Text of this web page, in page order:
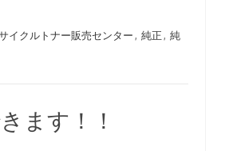
イクルトナー販売センター , 純正 , 純
ます！！